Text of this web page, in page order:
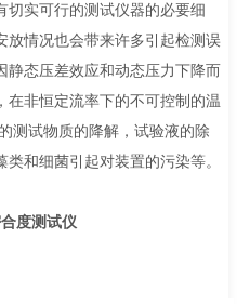
切实可行的测试仪器的必要细
放情况也会带来许多引起检测误
静态压差效应和动态压力下降而
在非恒定流率下的不可控制的温
测试物质的降解，试验液的除
和细菌引起对装置的污染等。
度测试仪